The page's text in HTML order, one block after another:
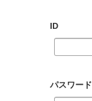
ID
パスワード